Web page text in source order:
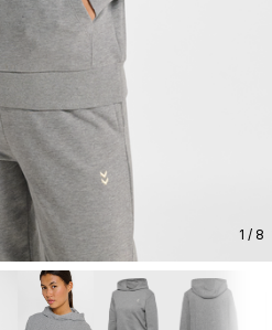
1 / 8